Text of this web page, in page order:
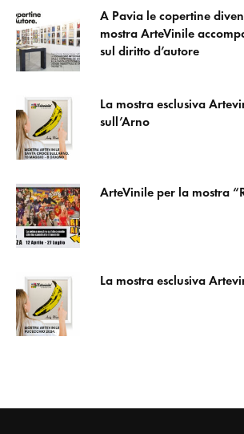
A Pavia le copertine
mostra ArteVinile
sul diritto d’autore
La mostra esclusiva
sull’Arno
ArteVinile per la mostra
La mostra esclusiva